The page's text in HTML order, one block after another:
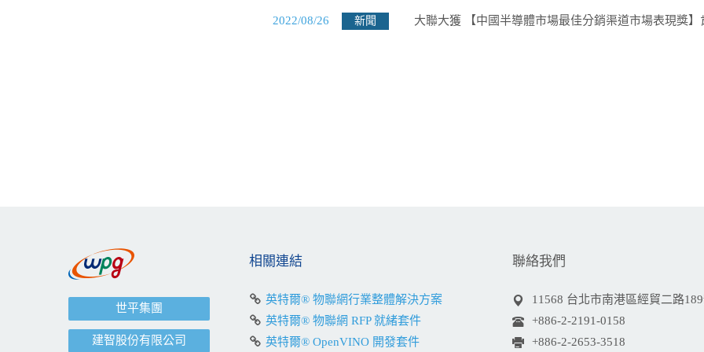
2022/08/26 新聞 大聯大獲 【中國半導體市場最佳分銷渠道市場表現獎】
世平集團
建智股份有限公司
相關連結
英特爾® 物聯網行業整體解決方案
英特爾® 物聯網 RFP 就緒套件
英特爾® OpenVINO 開發套件
聯絡我們
11568 台北市南港區經貿二路
+886-2-2191-0158
+886-2-2653-3518